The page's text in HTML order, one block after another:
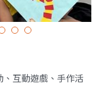
互動遊戲、手作活